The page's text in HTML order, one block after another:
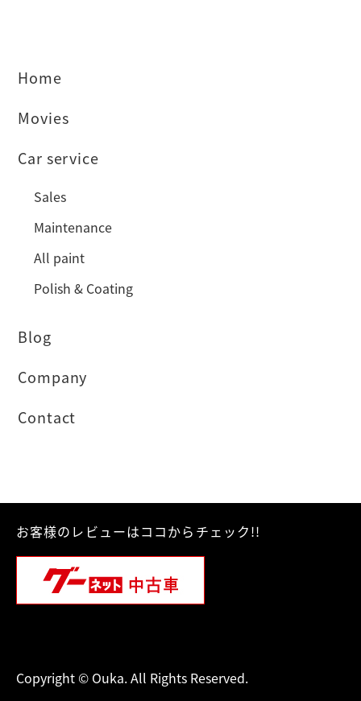
Home
Movies
Car service
Sales
Maintenance
All paint
Polish & Coating
Blog
Company
Contact
お客様のレビューはココからチェック!!
Copyright © Ouka. All Rights Reserved.